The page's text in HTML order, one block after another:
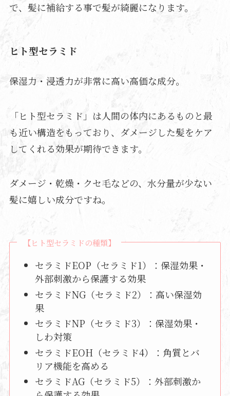
で、髪に補給する事で髪が綺麗になります。
ヒト型セラミド
保湿力・浸透力が非常に高い高価な成分。
「ヒト型セラミド」は人間の体内にあるものと最
も近い構造をもっており、ダメージした髪をケア
してくれる効果が期待できます。
ダメージ・乾燥・クセ毛などの、水分量が少ない
髪に嬉しい成分ですね。
【ヒト型セラミドの種類】
セラミドEOP（セラミド1）：保湿効果・
外部刺激から保護する効果
セラミドNG（セラミド2）：高い保湿効
果
セラミドNP（セラミド3）：保湿効果・
しわ対策
セラミドEOH（セラミド4）：角質とバ
リア機能を高める
セラミドAG（セラミド5）：外部刺激か